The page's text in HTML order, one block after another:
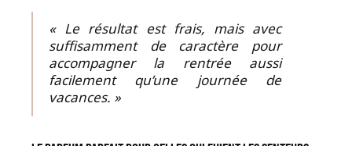
« Le résultat est frais, mais avec
suffisamment de caractère pour
accompagner la rentrée aussi
facilement qu’une journée de
vacances. »